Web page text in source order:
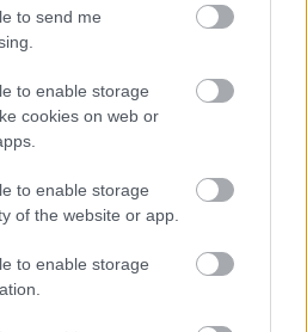
to send me
to enable storage
cookies on web or
to enable storage
of the website or app.
to enable storage
majú bývanie presne podľa
je všetko pre ich život i
sliepky a uspáva ju rieka.
v obklade. Majitelia zbúrali